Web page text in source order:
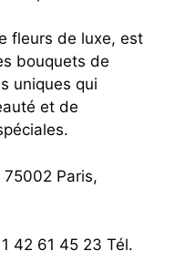
fleurs de luxe, est
bouquets de
uniques qui
et de
75002 Paris,
42 61 45 23 Tél.